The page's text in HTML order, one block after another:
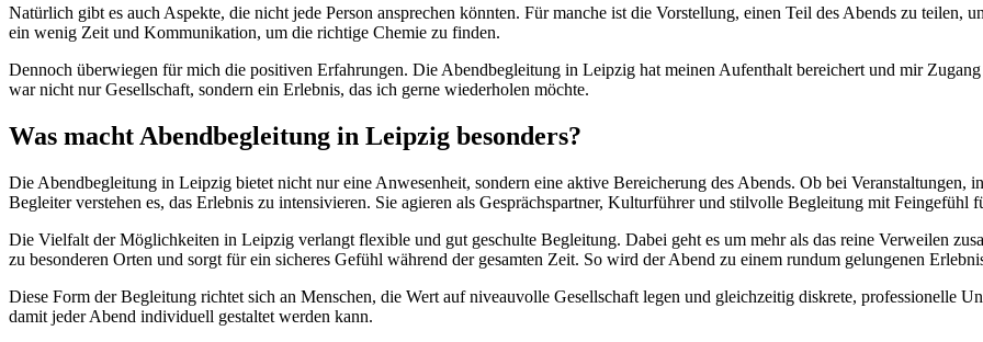
Natürlich gibt es auch Aspekte, die nicht jede Person ansprechen könnten. Für manche ist die Vorstellung, einen Teil des Abends zu teilen,
ein wenig Zeit und Kommunikation, um die richtige Chemie zu finden.
Dennoch überwiegen für mich die positiven Erfahrungen. Die Abendbegleitung in Leipzig hat meinen Aufenthalt bereichert und mir
war nicht nur Gesellschaft, sondern ein Erlebnis, das ich gerne wiederholen möchte.
Was macht Abendbegleitung in Leipzig besonders?
Die Abendbegleitung in Leipzig bietet nicht nur eine Anwesenheit, sondern eine aktive Bereicherung des Abends. Ob bei Veranstaltungen,
Begleiter verstehen es, das Erlebnis zu intensivieren. Sie agieren als Gesprächspartner, Kulturführer und stilvolle Begleitung mit Feingefühl
Die Vielfalt der Möglichkeiten in Leipzig verlangt flexible und gut geschulte Begleitung. Dabei geht es um mehr als das reine Verweilen
zu besonderen Orten und sorgt für ein sicheres Gefühl während der gesamten Zeit. So wird der Abend zu einem rundum gelungenen
Diese Form der Begleitung richtet sich an Menschen, die Wert auf niveauvolle Gesellschaft legen und gleichzeitig diskrete, professionelle
damit jeder Abend individuell gestaltet werden kann.